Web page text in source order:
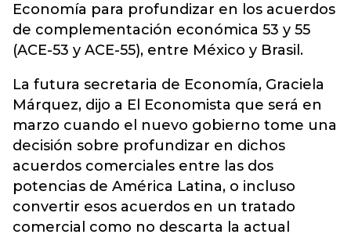
Economía para profundizar en los acuerdos
de complementación económica 53 y 55
(ACE-53 y ACE-55), entre México y Brasil.
La futura secretaria de Economía, Graciela
Márquez, dijo a El Economista que será en
marzo cuando el nuevo gobierno tome una
decisión sobre profundizar en dichos
acuerdos comerciales entre las dos
potencias de América Latina, o incluso
convertir esos acuerdos en un tratado
comercial como no descarta la actual